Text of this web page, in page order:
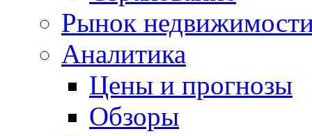
Рынок
Аналитика
Цены и прогнозы
Обзоры